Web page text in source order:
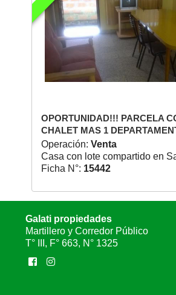
OPORTUNIDAD!!! PARCELA
CHALET MAS 1
Operación: Venta
Casa con lote compartido en
Ficha N°: 15442
Galati propiedades
Martillero y Corredor Público
T° III, F° 663, N° 1325